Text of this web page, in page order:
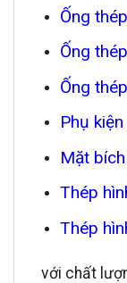
Ống
Ống
Ống
Phụ
Mặt
Thép
Thép
với chất